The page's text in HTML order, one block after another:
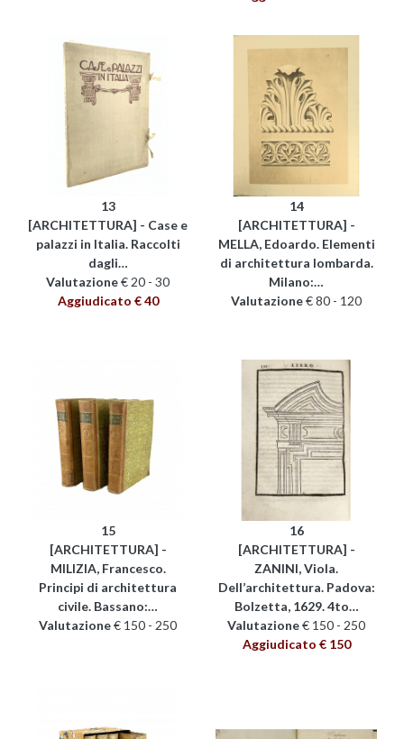
13
[ARCHITETTURA] - Case e
palazzi in Italia. Raccolti
dagli…
Valutazione€ 20 - 30
Aggiudicato € 40
14
[ARCHITETTURA] -
MELLA, Edoardo. Elementi
di architettura lombarda.
Milano:…
Valutazione€ 80 - 120
15
[ARCHITETTURA] -
MILIZIA, Francesco.
Principi di architettura
civile. Bassano:…
Valutazione€ 150 - 250
16
[ARCHITETTURA] -
ZANINI, Viola.
Dell’architettura. Padova:
Bolzetta, 1629. 4to…
Valutazione€ 150 - 250
Aggiudicato € 150